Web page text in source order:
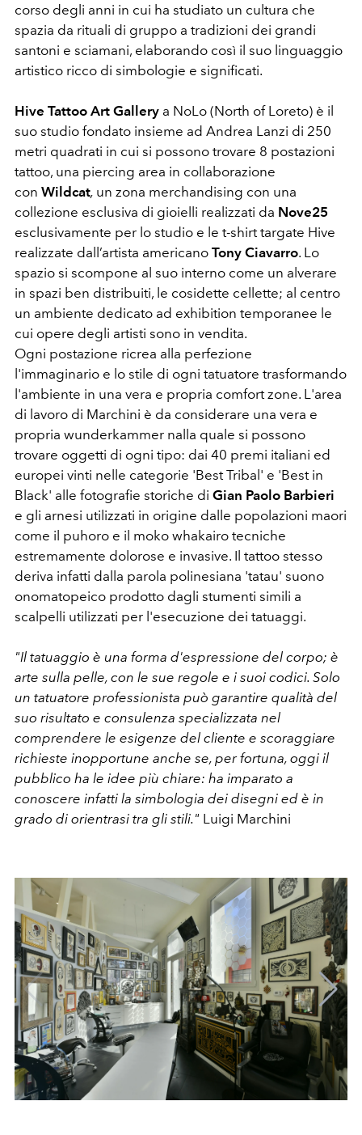
corso degli anni in cui ha studiato un cultura che
spazia da rituali di gruppo a tradizioni dei grandi
santoni e sciamani, elaborando così il suo linguaggio
artistico ricco di simbologie e significati.
Hive Tattoo Art Gallery a NoLo (North of Loreto) è il
suo studio fondato insieme ad Andrea Lanzi di 250
metri quadrati in cui si possono trovare 8 postazioni
tattoo, una piercing area in collaborazione
con Wildcat, un zona merchandising con una
collezione esclusiva di gioielli realizzati da Nove25
esclusivamente per lo studio e le t-shirt targate Hive
realizzate dall’artista americano Tony Ciavarro. Lo
spazio si scompone al suo interno come un alverare
in spazi ben distribuiti, le cosidette cellette; al centro
un ambiente dedicato ad exhibition temporanee le
cui opere degli artisti sono in vendita.
Ogni postazione ricrea alla perfezione
l'immaginario e lo stile di ogni tatuatore trasformando
l'ambiente in una vera e propria comfort zone. L'area
di lavoro di Marchini è da considerare una vera e
propria wunderkammer nalla quale si possono
trovare oggetti di ogni tipo: dai 40 premi italiani ed
europei vinti nelle categorie 'Best Tribal' e 'Best in
Black' alle fotografie storiche di Gian Paolo Barbieri
e gli arnesi utilizzati in origine dalle popolazioni maori
come il puhoro e il moko whakairo tecniche
estremamente dolorose e invasive. Il tattoo stesso
deriva infatti dalla parola polinesiana 'tatau' suono
onomatopeico prodotto dagli stumenti simili a
scalpelli utilizzati per l'esecuzione dei tatuaggi.
"Il tatuaggio è una forma d'espressione del corpo; è
arte sulla pelle, con le sue regole e i suoi codici. Solo
un tatuatore professionista può garantire qualità del
suo risultato e consulenza specializzata nel
comprendere le esigenze del cliente e scoraggiare
richieste inopportune anche se, per fortuna, oggi il
pubblico ha le idee più chiare: ha imparato a
conoscere infatti la simbologia dei disegni ed è in
grado di orientrasi tra gli stili." Luigi Marchini